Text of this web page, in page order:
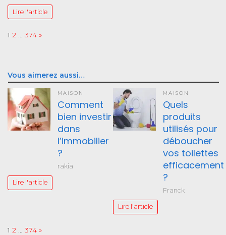
Lire l'article
Page:
1 2 … 374 Next
»
Vous aimerez aussi…
MAISON
Comment
bien investir
dans
l’immobilier
?
rakia
Lire l'article
MAISON
Quels
produits
utilisés pour
déboucher
vos toilettes
efficacement
?
Franck
Lire l'article
Page:
1 2 … 374 Next
»